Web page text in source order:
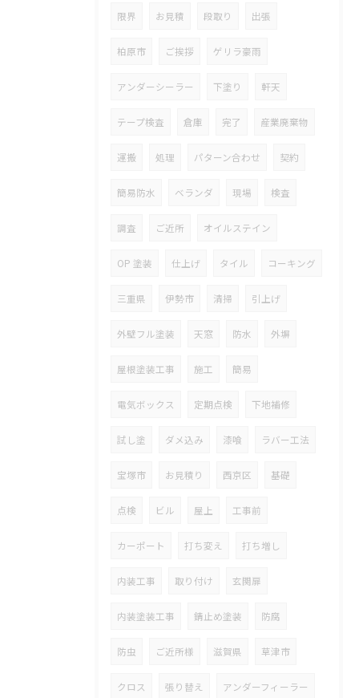
限界 お見積 段取り 出張
柏原市 ご挨拶 ゲリラ豪雨
アンダーシーラー 下塗り 軒天
テープ検査 倉庫 完了 産業廃棄物
運搬 処理 パターン合わせ 契約
簡易防水 ベランダ 現場 検査
調査 ご近所 オイルステイン
OP 塗装 仕上げ タイル コーキング
三重県 伊勢市 清掃 引上げ
外壁フル塗装 天窓 防水 外塀
屋根塗装工事 施工 簡易
電気ボックス 定期点検 下地補修
試し塗 ダメ込み 漆喰 ラバー工法
宝塚市 お見積り 西京区 基礎
点検 ビル 屋上 工事前
カーポート 打ち変え 打ち増し
内装工事 取り付け 玄関扉
内装塗装工事 錆止め塗装 防腐
防虫 ご近所様 滋賀県 草津市
クロス 張り替え アンダーフィーラー